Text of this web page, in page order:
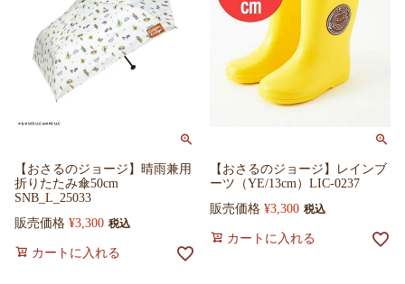
【おさるのジョージ】晴雨兼用
折りたたみ傘50cm
SNB_L_25033
販売価格 ¥3,300 税込
カートに入れる
【おさるのジョージ】レインブ
ーツ（YE/13cm）LIC-0237
販売価格 ¥3,300 税込
カートに入れる